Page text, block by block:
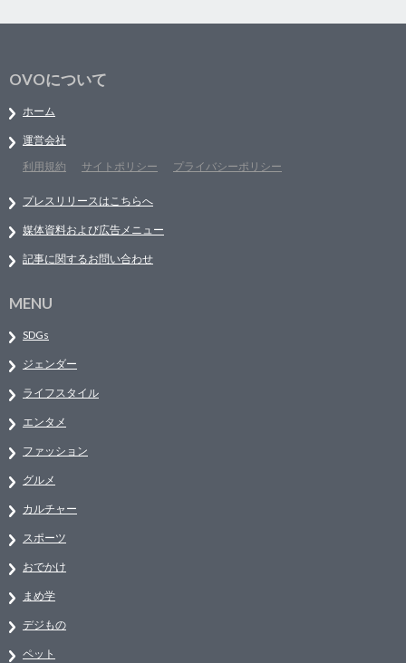
OVOについて
ホーム
運営会社
利用規約
サイトポリシー プライバシーポリシー
プレスリリースはこちらへ
媒体資料および広告メニュー
記事に関するお問い合わせ
MENU
SDGs
ジェンダー
ライフスタイル
エンタメ
ファッション
グルメ
カルチャー
スポーツ
おでかけ
まめ学
デジもの
ペット